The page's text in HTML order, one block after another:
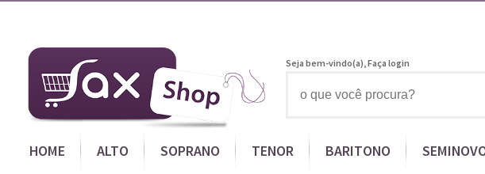
Seja bem-vindo(a),Faça login
HOME ALTO SOPRANO TENOR BARITONO